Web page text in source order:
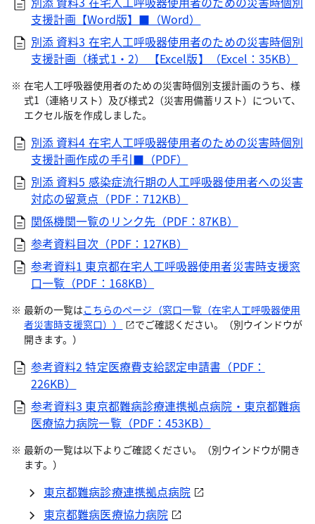
支援計画【Word版】■（Word）
別添 資料3 在宅人工呼吸器使用者のための災害時個別
支援計画（様式1・2） 【Excel版】（Excel：35KB）
在宅人工呼吸器使用者のための災害時個別支援計画のうち、様
式1（連絡リスト）及び様式2（災害用備蓄リスト）について、
エクセル版を作成しました。
別添 資料4 在宅人工呼吸器使用者のための災害時個別
支援計画作成の手引■（PDF）
別添 資料5 感染症流行期の人工呼吸器使用者への災害
対応の留意点（PDF：712KB）
関係機関一覧のリンク先（PDF：87KB）
参考資料目次（PDF：127KB）
参考資料1 東京都在宅人工呼吸器使用者災害時支援窓
口一覧（PDF：168KB）
最新の一覧はこちらのページ（窓口一覧（在宅人工呼吸器使用
者災害時支援窓口））
でご確認ください。（別ウインドウが
開きます。）
参考資料2 特定医療費支給認定申請書（PDF：
226KB）
参考資料3 東京都難病診療連携拠点病院・東京都難病
医療協力病院一覧（PDF：453KB）
最新の一覧は以下よりご確認ください。（別ウインドウが開き
ます。）
東京都難病診療連携拠点病院
東京都難病医療協力病院